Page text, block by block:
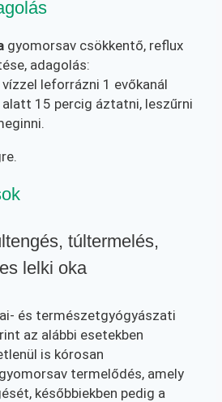
gyomorsav csökkentő, reflux
adagolás:
leforrázni 1 evőkanál
15 percig áztatni, leszűrni
túltermelés,
lelki oka
és természetgyógyászati
az alábbi esetekben
is kórosan
termelődés, amely
későbbiekben pedig a